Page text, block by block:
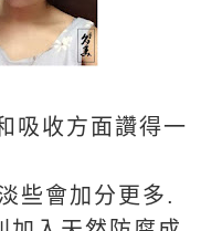
吸收方面讚得一
些會加分更多.